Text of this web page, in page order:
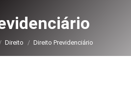
Direito Direito Previdenciário